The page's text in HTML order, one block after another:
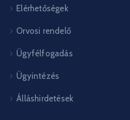
Elérhetőségek
Orvosi rendelő
Ügyfélfogadás
Ügyintézés
Álláshirdetések